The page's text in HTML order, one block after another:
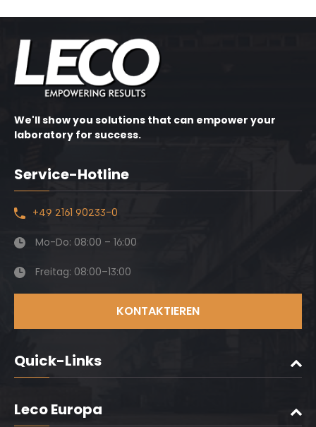
We'll show you solutions that can empower your
laboratory for success.
Service-Hotline
+49 2161 90233-0
Mo-Do: 08:00 – 16:00
Freitag: 08:00–13:00
KONTAKTIEREN
Quick-Links
Leco Europa